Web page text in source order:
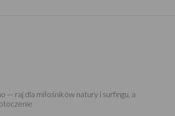
— raj dla miłośników natury i surfingu, a